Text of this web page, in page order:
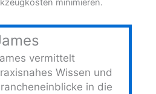
minimieren.
vermittelt
Wissen und
in die